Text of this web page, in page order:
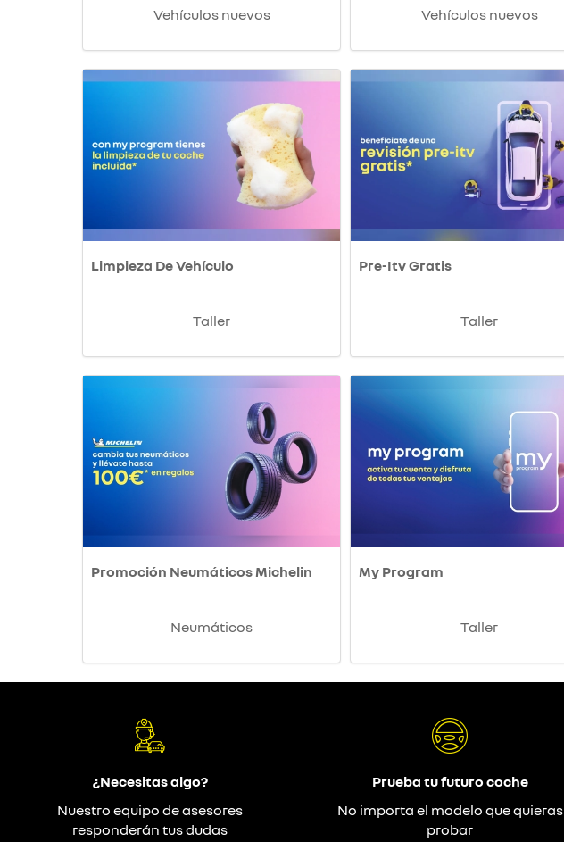
Vehículos nuevos Vehículos nuevos
Limpieza De Vehículo
Taller
Pre-Itv Gratis
Taller
Promoción Neumáticos Michelin
Neumáticos
My Program
Taller
¿Necesitas algo?
Nuestro equipo de asesores
responderán tus dudas
Prueba tu futuro coche
No importa el modelo que quieras
probar